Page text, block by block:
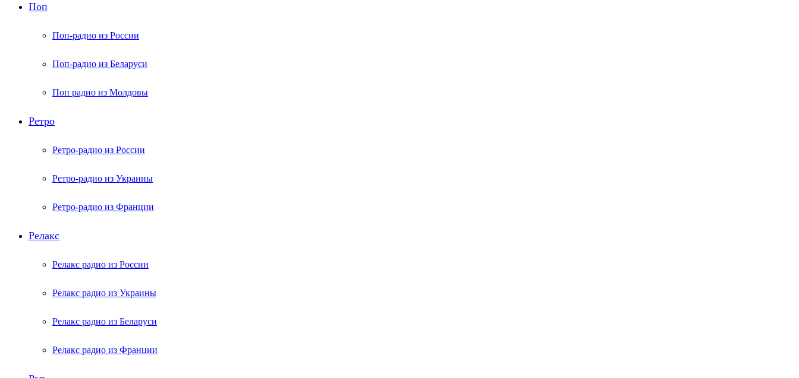
Поп
Поп-радио из России
Поп-радио из Беларуси
Поп радио из Молдовы
Ретро
Ретро-радио из России
Ретро-радио из Украины
Ретро-радио из Франции
Релакс
Релакс радио из России
Релакс радио из Украины
Релакс радио из Беларуси
Релакс радио из Франции